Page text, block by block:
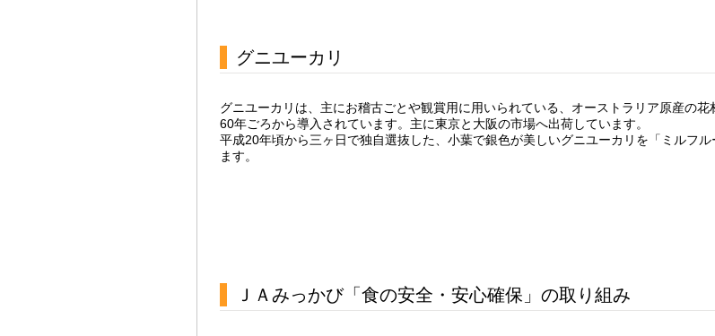
グニユーカリ
グニユーカリは、主にお稽古ごとや観賞用に用いられている、オーストラリア原産の花
60年ごろから導入されています。主に東京と大阪の市場へ出荷しています。
平成20年頃から三ヶ日で独自選抜した、小葉で銀色が美しいグニユーカリを「ミルフ
ます。
ＪＡみっかび「食の安全・安心確保」の取り組み